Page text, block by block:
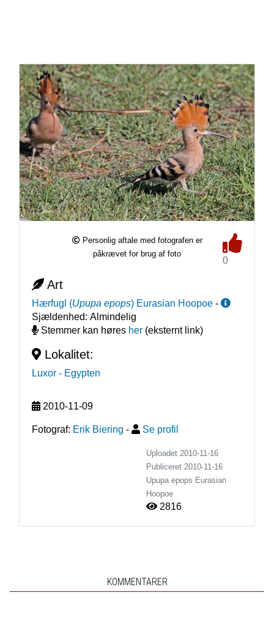
Personlig aftale med fotografen er
påkrævet for brug af foto
0
Art
Hærfugl (Upupa epops) Eurasian Hoopoe -
Sjældenhed: Almindelig
Stemmer kan høres her(eksternt link)
Lokalitet:
Luxor - Egypten
2010-11-09
Fotograf: Erik Biering - Se profil
Uploadet 2010-11-16
Publiceret 2010-11-16
Upupa epops Eurasian
Hoopoe
2816
KOMMENTARER